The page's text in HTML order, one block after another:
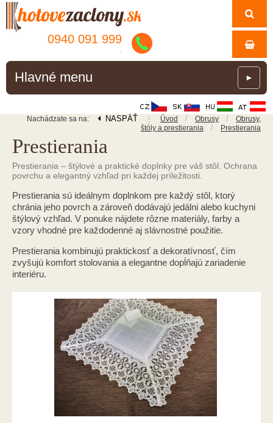
0940 091 999
Hlavné menu ►
Nachádzate sa na: NASPÄŤ ⋮ Úvod / Obrusy /
Obrusy,
štóly a prestierania
/ Prestierania
Prestierania
Prestierania – štýlové a praktické doplnky pre váš stôl. Ochrana
povrchu a elegantný vzhľad pri každej príležitosti.
Prestierania sú ideálnym doplnkom pre každý stôl, ktorý
chránia jeho povrch a zároveň dodávajú jedálni alebo kuchyni
štýlový vzhľad. V ponuke nájdete rôzne materiály, farby a
vzory vhodné pre každodenné aj slávnostné použitie.
Prestierania kombinujú praktickosť a dekoratívnosť, čím
zvyšujú komfort stolovania a elegantne dopĺňajú zariadenie
interiéru.